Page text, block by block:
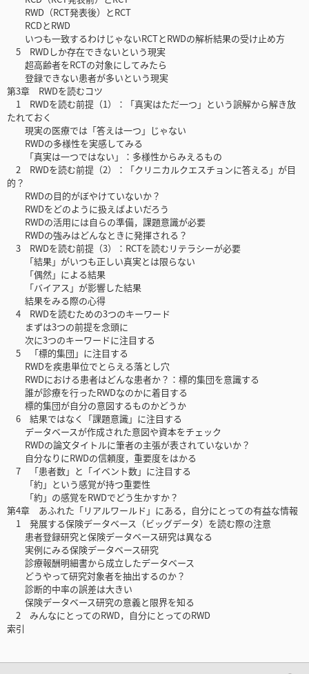
RWD（RCT発表後）とRCT
RCDとRWD
いつも一致するわけじゃないRCTとRWDの解析結果の受け止め方
5 RWDしか存在できないという現実
超高齢者をRCTの対象にしてみたら
登録できない患者が多いという現実
第3章 RWDを読むコツ
1 RWDを読む前提（1）：「真実はただ一つ」という誤解から解き放
たれておく
現実の医療では「答えは一つ」じゃない
RWDの多様性を実感してみる
「真実は一つではない」：多様性からみえるもの
2 RWDを読む前提（2）：「クリニカルクエスチョンに答える」が目
的？
RWDの目的がぼやけていないか？
RWDをどのように扱えばよいだろう
RWDの活用には自らの準備，課題意識が必要
RWDの強みはどんなときに発揮される？
3 RWDを読む前提（3）：RCTを読むリテラシーが必要
「結果」がいつも正しい真実とは限らない
「偶然」による結果
「バイアス」が影響した結果
結果をみる際の心得
4 RWDを読むための3つのキーワード
まずは3つの前提を念頭に
次に3つのキーワードに注目する
5 「標的集団」に注目する
RWDを疾患単位でとらえる落とし穴
RWDにおける患者はどんな患者か？：標的集団を意識する
誰が診療を行ったRWDなのかに着目する
標的集団が自分の意図するものかどうか
6 結果ではなく「課題意識」に注目する
データベースが作成された意図や資本をチェック
RWDの論文タイトルに筆者の主張が表されていないか？
自分なりにRWDの信頼度，重要度をはかる
7 「患者数」と「イベント数」に注目する
「約」という感覚が持つ重要性
「約」の感覚をRWDでどう生かすか？
第4章 あふれた「リアルワールド」にある，自分にとっての有益な情報
1 発展する保険データベース（ビッグデータ）を読む際の注意
患者登録研究と保険データベース研究は異なる
実例にみる保険データベース研究
診療報酬明細書から成立したデータベース
どうやって研究対象者を抽出するのか？
診断的中率の誤差は大きい
保険データベース研究の意義と限界を知る
2 みんなにとってのRWD，自分にとってのRWD
索引